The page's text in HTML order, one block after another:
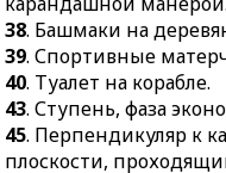
деревянной подошве.
39.Спортивные
матерчатые ботинки.
40.Туалет на корабле.
43.Ступень, фаза
38. Башмаки на
39. Спортивные
40. Туалет на корабле.
43. Ступень, фаза
45. Перпендикуляр к
плоскости,